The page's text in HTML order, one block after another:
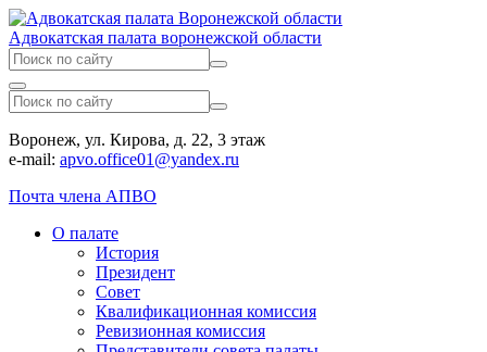
Адвокатская палата воронежской области
Воронеж, ул. Кирова, д. 22, 3 этаж
e-mail: apvo.office01@yandex.ru
Почта члена АПВО
О палате
История
Президент
Совет
Квалификационная комиссия
Ревизионная комиссия